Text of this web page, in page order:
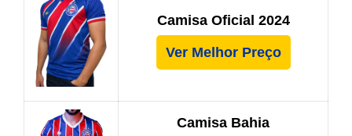
Camisa Oficial 2024
Ver Melhor Preço
Camisa Bahia